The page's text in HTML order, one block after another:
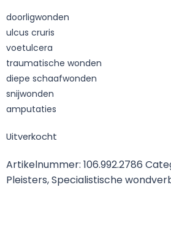
doorligwonden
ulcus cruris
voetulcera
traumatische wonden
diepe schaafwonden
snijwonden
amputaties
Uitverkocht
Artikelnummer: 106.992.2786
Pleisters,Specialistische